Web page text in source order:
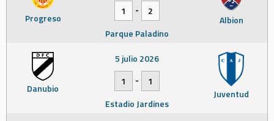
Progreso Albion
1
-
2
Parque Paladino
Danubio Juventud
5 julio 2026
1
-
1
Estadio Jardines